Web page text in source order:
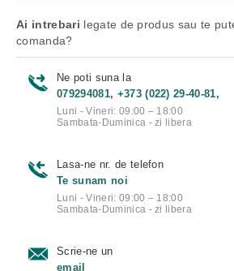
Ai intrebari legate de produs sau te
comanda?
Ne poti suna la
079294081, +373 (022) 29-40-81,
Luni - Vineri: 09:00 – 18:00
Sambata-Duminica - zi libera
Lasa-ne nr. de telefon
Te sunam noi
Luni - Vineri: 09:00 – 18:00
Sambata-Duminica - zi libera
Scrie-ne un
email